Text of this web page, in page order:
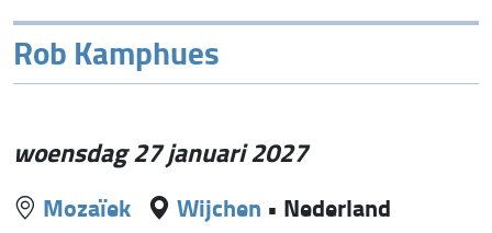
Rob Kamphues
woensdag 27 januari 2027
Mozaïek Wijchen • Nederland